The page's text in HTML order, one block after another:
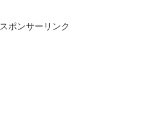
スポンサーリンク